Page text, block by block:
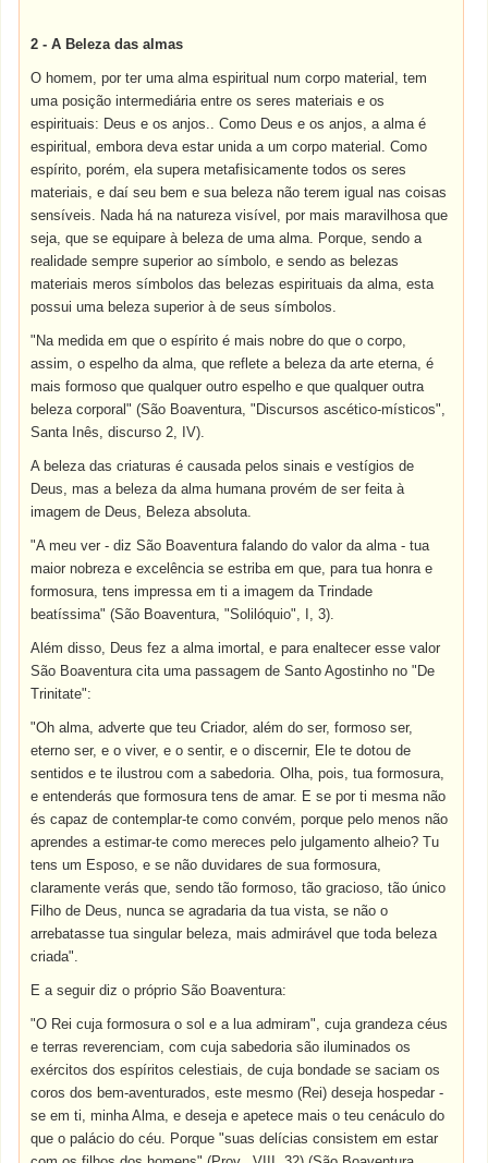
2 - A Beleza das almas
O homem, por ter uma alma espiritual num corpo material, tem
uma posição intermediária entre os seres materiais e os
espirituais: Deus e os anjos.. Como Deus e os anjos, a alma é
espiritual, embora deva estar unida a um corpo material. Como
espírito, porém, ela supera metafisicamente todos os seres
materiais, e daí seu bem e sua beleza não terem igual nas coisas
sensíveis. Nada há na natureza visível, por mais maravilhosa que
seja, que se equipare à beleza de uma alma. Porque, sendo a
realidade sempre superior ao símbolo, e sendo as belezas
materiais meros símbolos das belezas espirituais da alma, esta
possui uma beleza superior à de seus símbolos.
"Na medida em que o espírito é mais nobre do que o corpo,
assim, o espelho da alma, que reflete a beleza da arte eterna, é
mais formoso que qualquer outro espelho e que qualquer outra
beleza corporal" (São Boaventura, "Discursos ascético-místicos",
Santa Inês, discurso 2, IV).
A beleza das criaturas é causada pelos sinais e vestígios de
Deus, mas a beleza da alma humana provém de ser feita à
imagem de Deus, Beleza absoluta.
"A meu ver - diz São Boaventura falando do valor da alma - tua
maior nobreza e excelência se estriba em que, para tua honra e
formosura, tens impressa em ti a imagem da Trindade
beatíssima" (São Boaventura, "Solilóquio", I, 3).
Além disso, Deus fez a alma imortal, e para enaltecer esse valor
São Boaventura cita uma passagem de Santo Agostinho no "De
Trinitate":
"Oh alma, adverte que teu Criador, além do ser, formoso ser,
eterno ser, e o viver, e o sentir, e o discernir, Ele te dotou de
sentidos e te ilustrou com a sabedoria. Olha, pois, tua formosura,
e entenderás que formosura tens de amar. E se por ti mesma não
és capaz de contemplar-te como convém, porque pelo menos não
aprendes a estimar-te como mereces pelo julgamento alheio? Tu
tens um Esposo, e se não duvidares de sua formosura,
claramente verás que, sendo tão formoso, tão gracioso, tão único
Filho de Deus, nunca se agradaria da tua vista, se não o
arrebatasse tua singular beleza, mais admirável que toda beleza
criada".
E a seguir diz o próprio São Boaventura:
"O Rei cuja formosura o sol e a lua admiram", cuja grandeza céus
e terras reverenciam, com cuja sabedoria são iluminados os
exércitos dos espíritos celestiais, de cuja bondade se saciam os
coros dos bem-aventurados, este mesmo (Rei) deseja hospedar -
se em ti, minha Alma, e deseja e apetece mais o teu cenáculo do
que o palácio do céu. Porque "suas delícias consistem em estar